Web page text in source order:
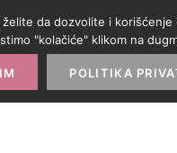
IZLOG PARTNERI
da dozvolite i
"kolačiće" klikom na
POLITIKA